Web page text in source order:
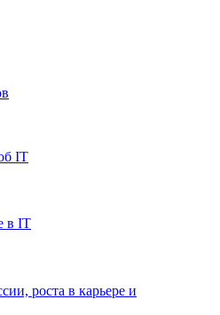
IT
в IT
роста в карьере и